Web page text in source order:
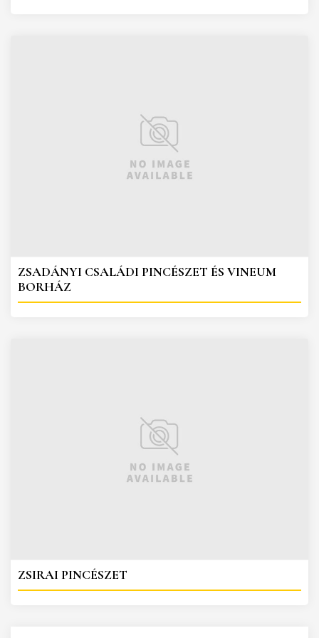
ZSADÁNYI CSALÁDI PINCÉSZET ÉS VINEUM
BORHÁZ
ZSIRAI PINCÉSZET